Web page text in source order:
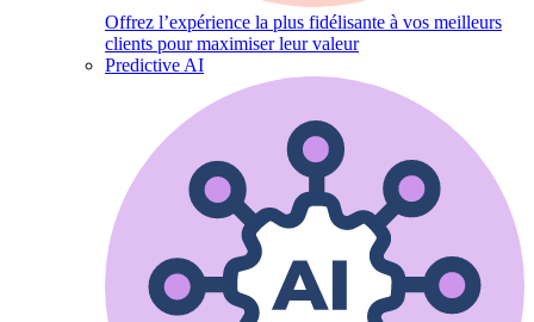
Offrez l’expérience la plus fidélisante à vos meilleurs
clients pour maximiser leur valeur
Predictive AI